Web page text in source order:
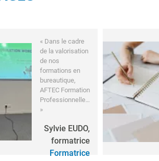
« Dans le cadre
de la valorisation
de nos
formations en
bureautique,
AFTEC Formation
Professionnelle…
»
Sylvie EUDO,
formatrice
Formatrice